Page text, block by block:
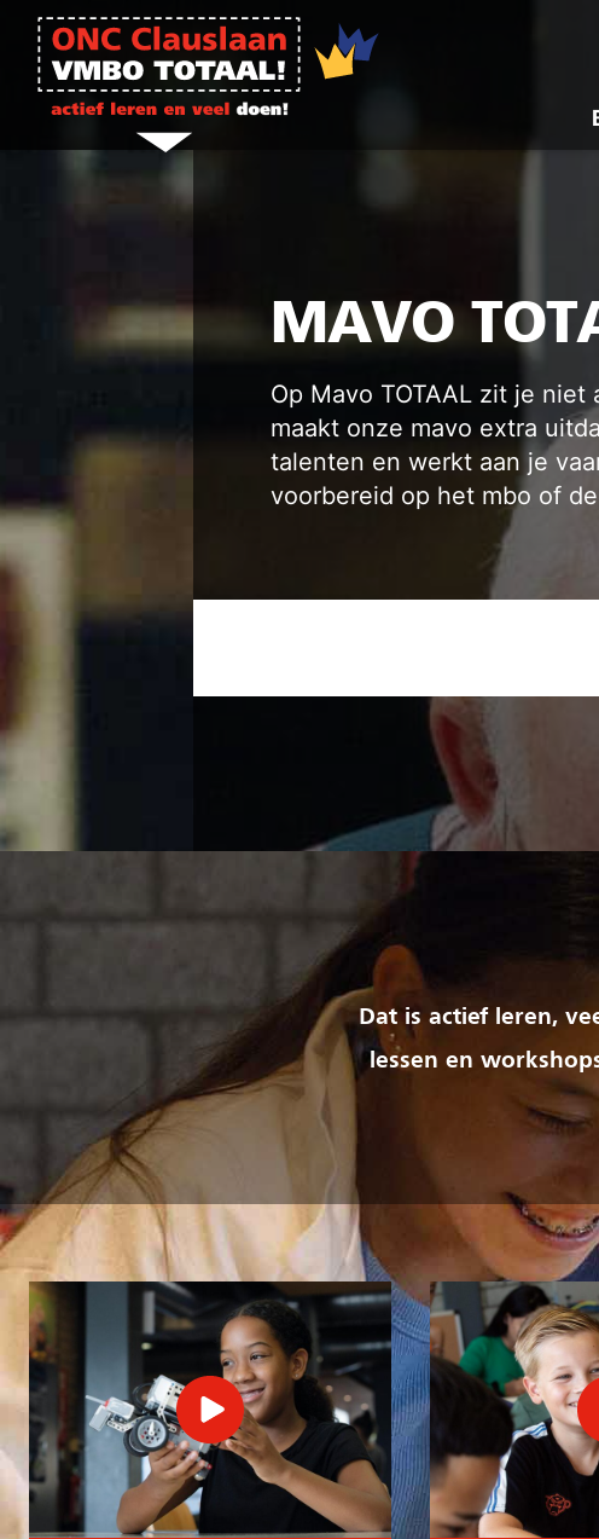
Ga naar de inhoud
MAVO
Op Mavo TOTAAL zit je
maakt onze mavo extra
talenten en werkt aan je
voorbereid op het mbo of
Dat is actief leren,
lessen en